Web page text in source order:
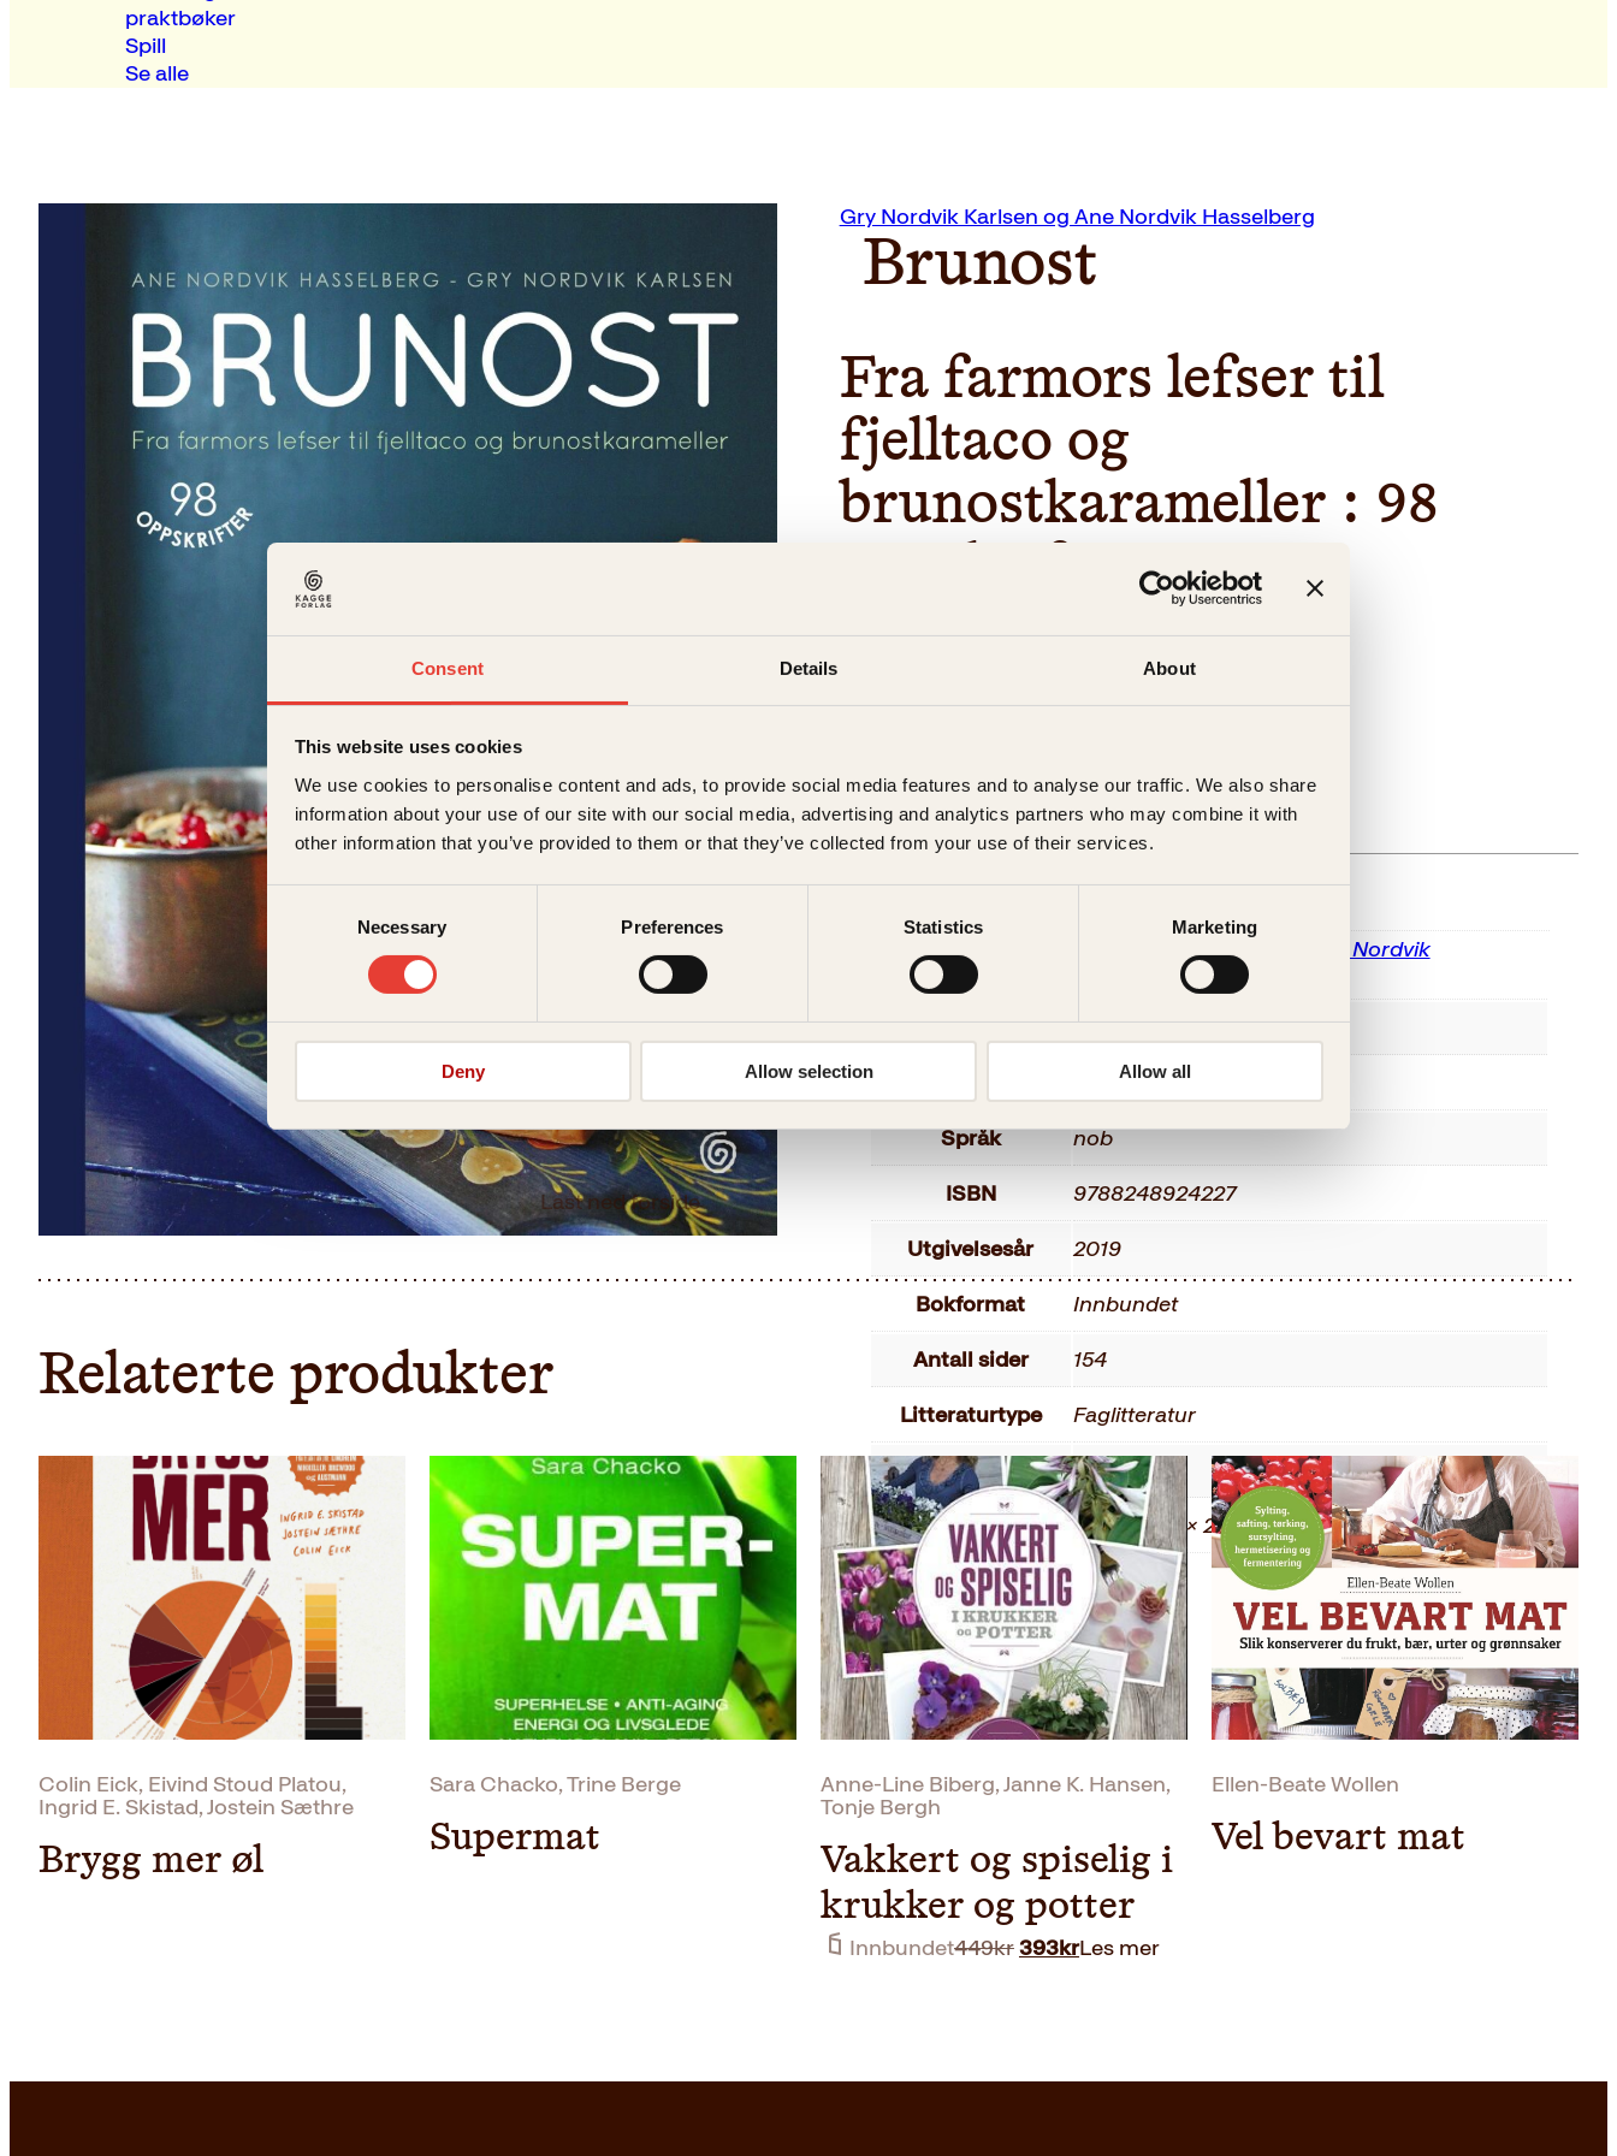
Consent Details About
This website uses cookies
We use cookies to personalise content and ads, to provide social media features and to analyse our traffic. We also share
information about your use of our site with our social media, advertising and analytics partners who may combine it with
other information that you’ve provided to them or that they’ve collected from your use of their services.
Necessary Preferences Statistics Marketing
Deny Allow selection Allow all
praktbøker
Spill
Se alle
Last ned forside
Gry Nordvik Karlsen og Ane Nordvik Hasselberg
Brunost
Fra farmors lefser til
fjelltaco og
brunostkarameller : 98
oppskrifter
Utsolgt
Ikke på lagerIkke tilgjengelig (årsak uspesifisert)
Forfattere
Gry Nordvik Karlsen og Ane Nordvik
Hasselberg
Forlag
Kagge Forlag AS,
Voksen
Språk nob
ISBN 9788248924227
Utgivelsesår 2019
Bokformat Innbundet
Antall sider 154
Litteraturtype Faglitteratur
Vekt 0.67 kg
Dimensjoner 2.10 × 17.70 × 24.60 cm
Relaterte produkter
Colin Eick, Eivind Stoud Platou,
Ingrid E. Skistad, Jostein Sæthre
Brygg mer øl
Sara Chacko, Trine Berge
Supermat
Anne-Line Biberg, Janne K. Hansen,
Tonje Bergh
Vakkert og spiselig i
krukker og potter
Innbundet449krOpprinnelig
393krNåværende
Les mer
Ellen-Beate Wollen
Vel bevart mat